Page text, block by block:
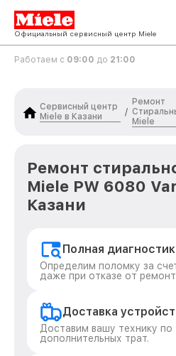
Официальный сервисный центр Miele
Работаем с 09:00 до 21:00
Сервисный центр
Miele в Казани
/
Ремонт
Miele
Ремонт
Miele PW 6080
Казани
Полная
Определим поломку за
даже при отказе от
Доставка
Доставим вашу технику по
дополнительных трат.